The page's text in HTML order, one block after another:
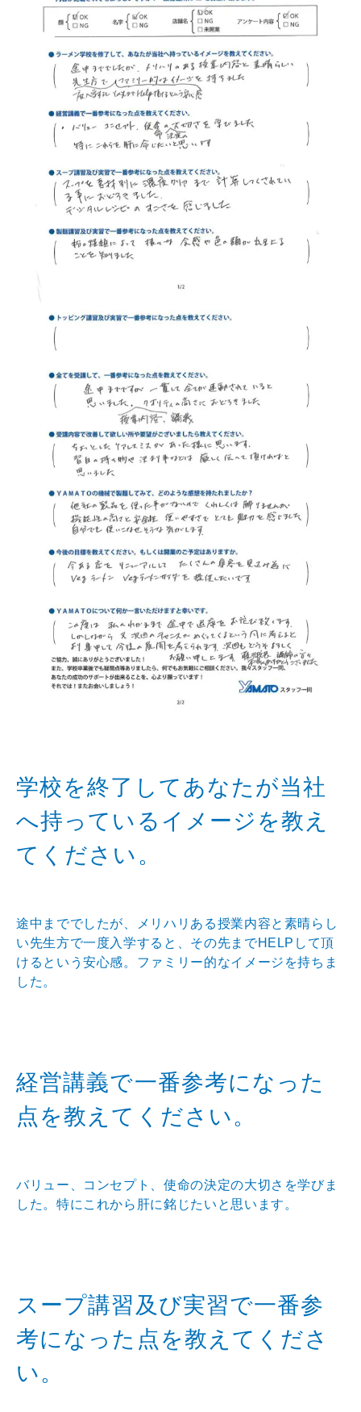
学校を終了してあなたが当社
へ持っているイメージを教え
てください。
途中まででしたが、メリハリある授業内容と素晴らし
い先生方で一度入学すると、その先までHELPして頂
けるという安心感。ファミリー的なイメージを持ちま
した。
経営講義で一番参考になった
点を教えてください。
バリュー、コンセプト、使命の決定の大切さを学びま
した。特にこれから肝に銘じたいと思います。
スープ講習及び実習で一番参
考になった点を教えてくださ
い。